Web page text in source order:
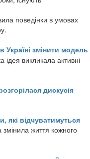
поведінки в умовах
змінити модель
ідея викликала активні
дискусія
які відчуватимуться
життя кожного